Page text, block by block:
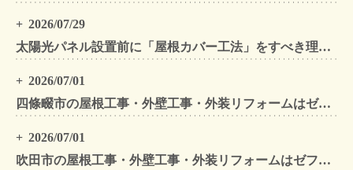
2026/07/29
太陽光パネル設置前に「屋根カバー工法」をすべき理由！葺き替えとの違いや費用・雨漏り対策をプロが解説
2026/07/01
四條畷市の屋根工事・外壁工事・外装リフォームはゼファン！四條畷内の工事事例もご紹介
2026/07/01
吹田市の屋根工事・外壁工事・外装リフォームはゼファン！吹田市内の工事事例もご紹介